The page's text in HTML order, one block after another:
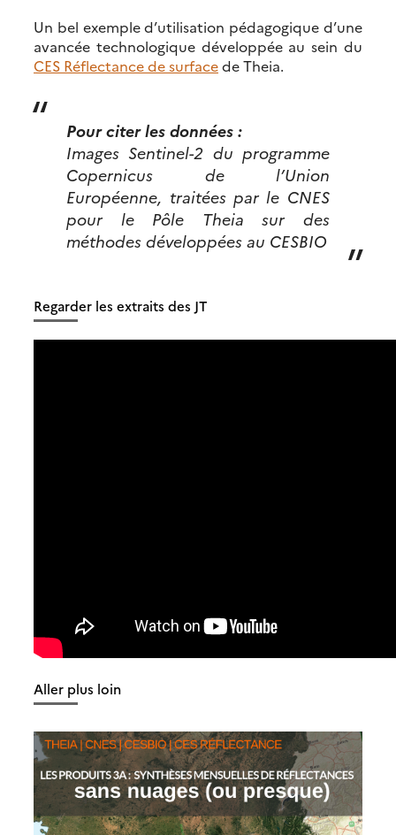
Un bel exemple d’utilisation pédagogique d’une
avancée technologique développée au sein du
CES Réflectance de surfacede Theia.
Pour citer les données :
Images Sentinel-2 du programme
Copernicus de l’Union
Européenne, traitées par le CNES
pour le Pôle Theia sur des
méthodes développées au CESBIO
Regarder les extraits des JT
Aller plus loin